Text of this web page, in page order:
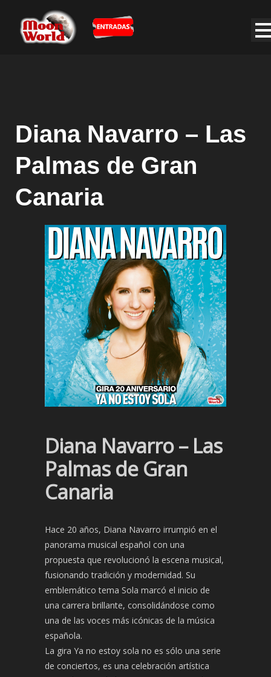
Diana Navarro – Las
Palmas de Gran
Canaria
Diana Navarro – Las
Palmas de Gran
Canaria
Hace 20 años, Diana Navarro irrumpió en el
panorama musical español con una
propuesta que revolucionó la escena musical,
fusionando tradición y modernidad. Su
emblemático tema Sola marcó el inicio de
una carrera brillante, consolidándose como
una de las voces más icónicas de la música
española.
La gira Ya no estoy sola no es sólo una serie
de conciertos, es una celebración artística